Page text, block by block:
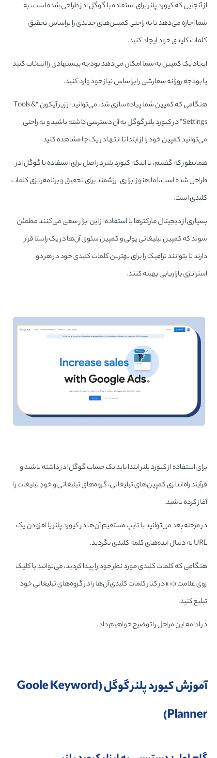
از آنجایی که کیورد پلنر برای استفاده با گوگل ادز طراحی شده است، به
شما اجازه می‌دهد تا به راحتی کمپین‌های جدیدی را بر‌اساس تحقیق
کلمات کلیدی خود ایجاد کنید.
ایجاد یک کمپین به شما امکان می‌دهد بودجه پیشنهادی را انتخاب کنید
یا بودجه روزانه سفارشی را براساس نیاز خود وارد کنید.
هنگامی که کمپین شما پیاده‌سازی شد، می‌توانید از زیر آیکون “Tools &
Settings” در کیورد پلنر گوگل به آن دسترسی داشته باشید و به راحتی
می‌توانید کمپین خود را از ابتدا تا انتها در یک جا مشاهده کنید.
همانطور که گفتیم، با اینکه کیورد پلنر در اصل برای استفاده با گوگل ادز
طراحی شده است، اما هنوز ابزاری ارزشمند برای تحقیق و برنامه‌ریزی کلمات
کلیدی است.
بسیاری از دیجیتال مارکترها با استفاده از این ابزار سعی می‌کنند مطمئن
شوند که کمپین تبلیغاتی پولی و کمپین سئوی آن‌ها در یک راستا قرار
دارند تا بتوانند ترافیک را برای بهترین کلمات کلیدی خود در هر دو
استراتژی بازاریابی بهینه کنند.
برای استفاده از کیورد پلنر ابتدا باید یک حساب گوگل ادز داشته باشید و
فرآیند راه‌اندازی کمپین‌های تبلیغاتی، گروه‌های تبلیغاتی و خودِ تبلیغات را
آغاز کرده باشید.
در مرحله بعد می‌توانید با تایپ مستقیم آن‌ها در کیورد پلنر یا افزودن یک
URL به دنبال ایده‌های کلمه کلیدی بگردید.
هنگامی که کلمات کلیدی مورد نظر خود را پیدا کردید، می‌توانید با کلیک
روی علامت «+» در کنار کلمات کلیدی آن‌ها را در گروه‌های تبلیغاتی خود
تبلیغ کنید.
در ادامه این مراحل را توضیح خواهیم داد.
آموزش کیورد پلنر گوگل (Goole Keyword
Planner)